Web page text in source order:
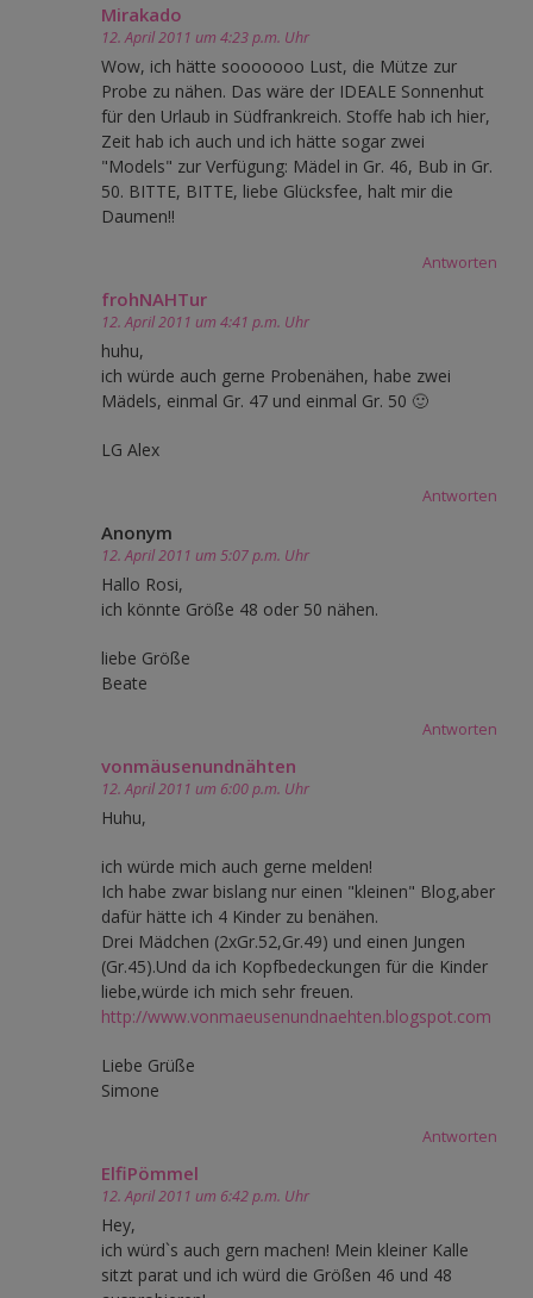
Mirakado
12. April 2011 um 4:23 p.m. Uhr
Wow, ich hätte sooooooo Lust, die Mütze zur
Probe zu nähen. Das wäre der IDEALE Sonnenhut
für den Urlaub in Südfrankreich. Stoffe hab ich hier,
Zeit hab ich auch und ich hätte sogar zwei
"Models" zur Verfügung: Mädel in Gr. 46, Bub in Gr.
50. BITTE, BITTE, liebe Glücksfee, halt mir die
Daumen!!
Antworten
frohNAHTur
12. April 2011 um 4:41 p.m. Uhr
huhu,
ich würde auch gerne Probenähen, habe zwei
Mädels, einmal Gr. 47 und einmal Gr. 50 🙂
LG Alex
Antworten
Anonym
12. April 2011 um 5:07 p.m. Uhr
Hallo Rosi,
ich könnte Größe 48 oder 50 nähen.
liebe Größe
Beate
Antworten
vonmäusenundnähten
12. April 2011 um 6:00 p.m. Uhr
Huhu,
ich würde mich auch gerne melden!
Ich habe zwar bislang nur einen "kleinen" Blog,aber
dafür hätte ich 4 Kinder zu benähen.
Drei Mädchen (2xGr.52,Gr.49) und einen Jungen
(Gr.45).Und da ich Kopfbedeckungen für die Kinder
liebe,würde ich mich sehr freuen.
http://www.vonmaeusenundnaehten.blogspot.com
Liebe Grüße
Simone
Antworten
ElfiPömmel
12. April 2011 um 6:42 p.m. Uhr
Hey,
ich würd`s auch gern machen! Mein kleiner Kalle
sitzt parat und ich würd die Größen 46 und 48